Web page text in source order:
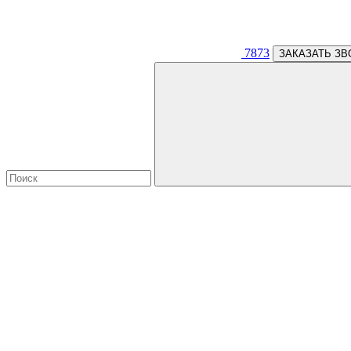
7873 ЗАКАЗАТЬ